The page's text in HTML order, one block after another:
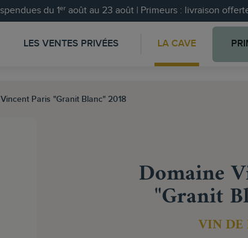
du 1ᵉʳ août au 23 août | Primeurs : livraison
LES VENTES PRIVÉES LA CAVE
Paris "Granit Blanc" 2018
Domaine
"Granit
VIN DE